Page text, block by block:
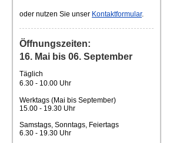
oder nutzen Sie unser Kontaktformular.
Öffnungszeiten:
16. Mai bis 06. September
Täglich
6.30 - 10.00 Uhr
Werktags (Mai bis September)
15.00 - 19.30 Uhr
Samstags, Sonntags, Feiertags
6.30 - 19.30 Uhr